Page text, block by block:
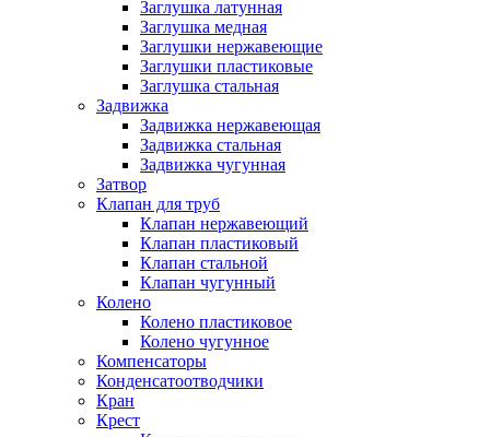
Заглушка латунная
Заглушка медная
Заглушки нержавеющие
Заглушки пластиковые
Заглушка стальная
Задвижка
Задвижка нержавеющая
Задвижка стальная
Задвижка чугунная
Затвор
Клапан для труб
Клапан нержавеющий
Клапан пластиковый
Клапан стальной
Клапан чугунный
Колено
Колено пластиковое
Колено чугунное
Компенсаторы
Конденсатоотводчики
Кран
Крест